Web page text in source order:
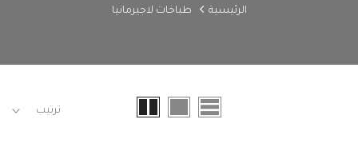
الرئيسية طباخات لاجيرمانيا
ترتيب